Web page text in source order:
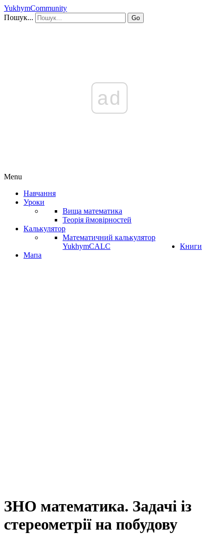
YukhymCommunity
Пошук...
Go
ad
Menu
Навчання
Уроки
Вища математика
Теорія ймовірностей
Калькулятор
Математичний калькулятор
YukhymCALC
Книги
Мапа
ЗНО математика. Задачі із
стереометрії на побудову